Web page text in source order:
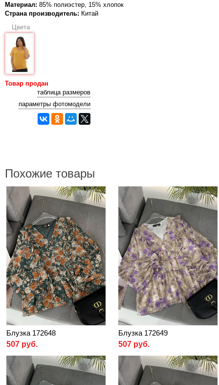
Материал: 85% полиэстер, 15% хлопок
Страна производитель: Китай
Цвета
Товар продан
таблица размеров
параметры фотомодели
Похожие товары
Блузка 172648
507 руб.
Блузка 172649
507 руб.